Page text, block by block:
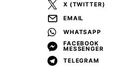
X (TWITTER)
EMAIL
WHATSAPP
FACEBOOK
MESSENGER
TELEGRAM